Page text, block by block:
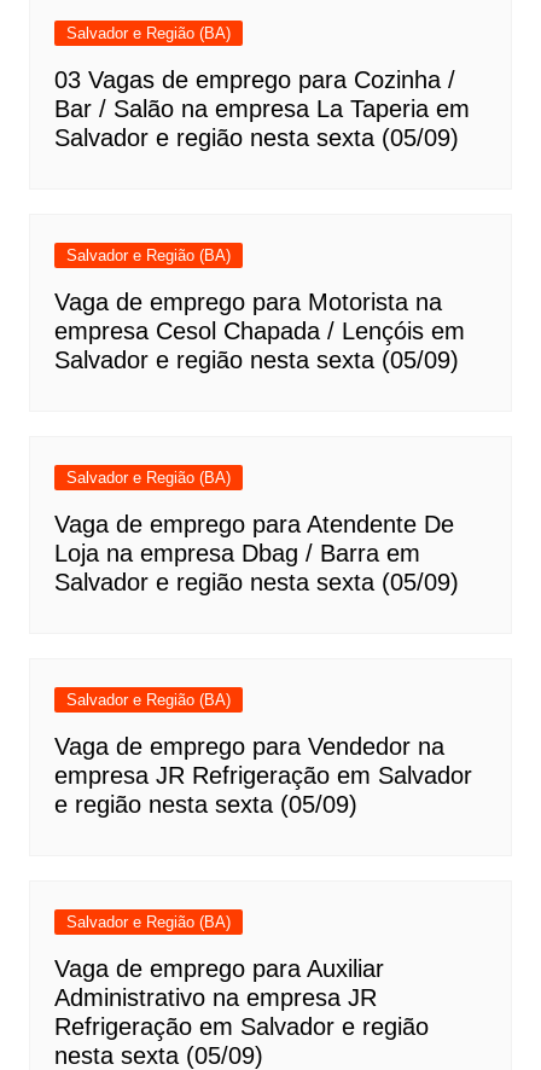
Salvador e Região (BA)
03 Vagas de emprego para Cozinha /
Bar / Salão na empresa La Taperia em
Salvador e região nesta sexta (05/09)
Salvador e Região (BA)
Vaga de emprego para Motorista na
empresa Cesol Chapada / Lençóis em
Salvador e região nesta sexta (05/09)
Salvador e Região (BA)
Vaga de emprego para Atendente De
Loja na empresa Dbag / Barra em
Salvador e região nesta sexta (05/09)
Salvador e Região (BA)
Vaga de emprego para Vendedor na
empresa JR Refrigeração em Salvador
e região nesta sexta (05/09)
Salvador e Região (BA)
Vaga de emprego para Auxiliar
Administrativo na empresa JR
Refrigeração em Salvador e região
nesta sexta (05/09)